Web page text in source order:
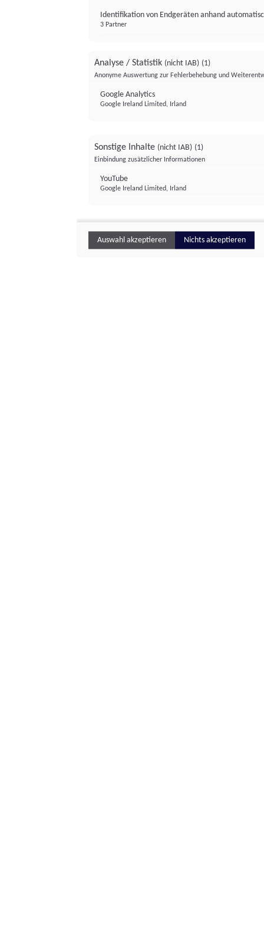
Identifikation von Endgeräten anhand
3 Partner
Analyse / Statistik (nicht IAB) (1)
Anonyme Auswertung zur Fehlerbehebung und
Google Analytics
Google Ireland Limited, Irland
Sonstige Inhalte (nicht IAB) (1)
Einbindung zusätzlicher Informationen
YouTube
Google Ireland Limited, Irland
Auswahl akzeptieren Nichts akzeptieren